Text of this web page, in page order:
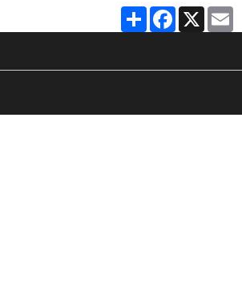
PartagerFacebook
X